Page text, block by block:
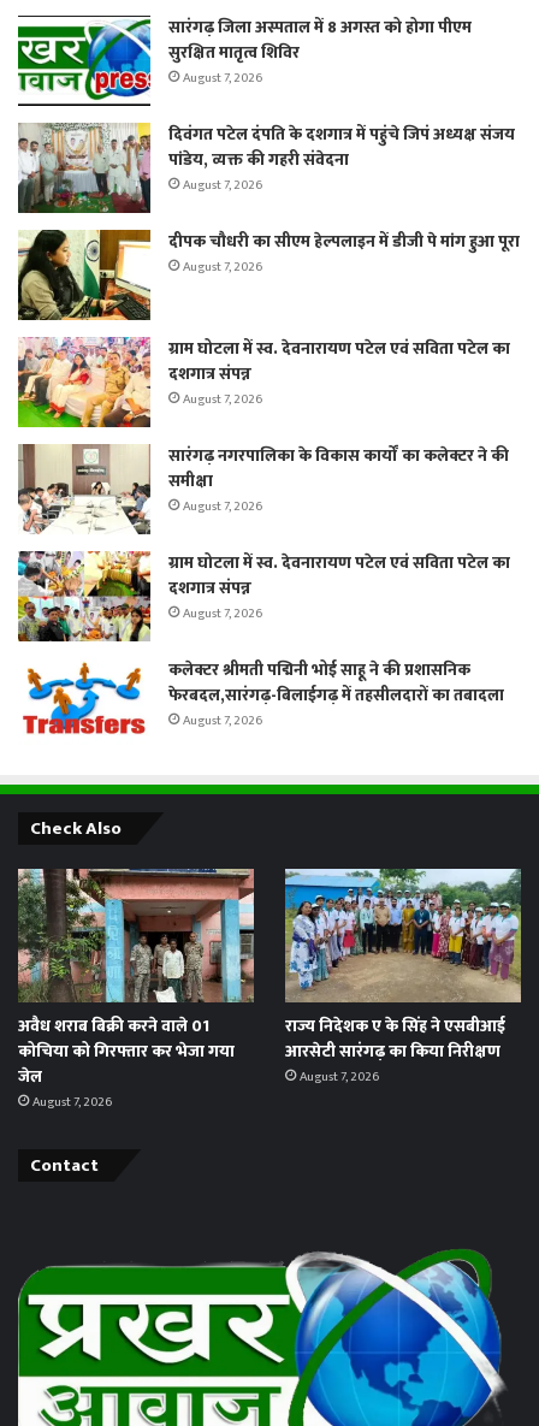
सारंगढ़ जिला अस्पताल में 8 अगस्त को होगा पीएम
सुरक्षित मातृत्व शिविर
August 7, 2026
दिवंगत पटेल दंपति के दशगात्र में पहुंचे जिपं अध्यक्ष संजय
पांडेय, व्यक्त की गहरी संवेदना
August 7, 2026
दीपक चौधरी का सीएम हेल्पलाइन में डीजी पे मांग हुआ पूरा
August 7, 2026
ग्राम घोटला में स्व. देवनारायण पटेल एवं सविता पटेल का
दशगात्र संपन्न
August 7, 2026
सारंगढ़ नगरपालिका के विकास कार्यों का कलेक्टर ने की
समीक्षा
August 7, 2026
ग्राम घोटला में स्व. देवनारायण पटेल एवं सविता पटेल का
दशगात्र संपन्न
August 7, 2026
कलेक्टर श्रीमती पद्मिनी भोई साहू ने की प्रशासनिक
फेरबदल,सारंगढ़-बिलाईगढ़ में तहसीलदारों का तबादला
August 7, 2026
Check Also
अवैध शराब बिक्री करने वाले 01
कोचिया को गिरफ्तार कर भेजा गया
जेल
August 7, 2026
राज्य निदेशक ए के सिंह ने एसबीआई
आरसेटी सारंगढ़ का किया निरीक्षण
August 7, 2026
Contact